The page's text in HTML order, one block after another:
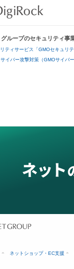
ループのセキュリティ事
ティサービス「GMOセキュリテ
サイバー攻撃対策（GMOサイバ
ネットショップ・EC支援